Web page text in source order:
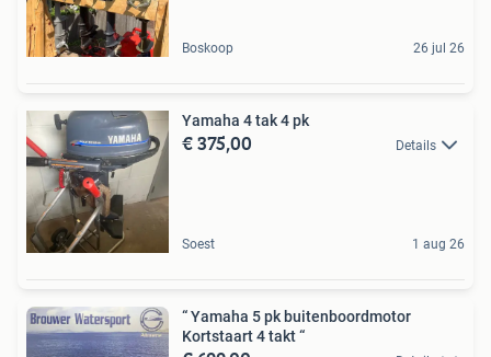
Boskoop 26 jul 26
Yamaha 4 tak 4 pk
€ 375,00 Details
Soest 1 aug 26
“ Yamaha 5 pk buitenboordmotor
Kortstaart 4 takt “